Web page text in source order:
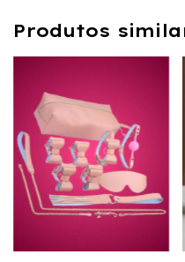
Produtos